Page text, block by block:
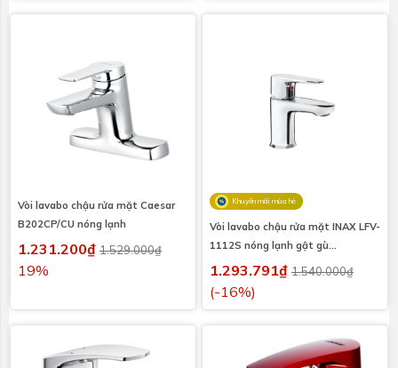
Vòi lavabo chậu rửa mặt Caesar
B202CP/CU nóng lạnh
1.231.200₫ 1.529.000₫
19%
Khuyến mãi mùa hè
Vòi lavabo chậu rửa mặt INAX LFV-
1112S nóng lạnh gật gù
(LFV1112S)
1.293.791₫ 1.540.000₫
(-16%)